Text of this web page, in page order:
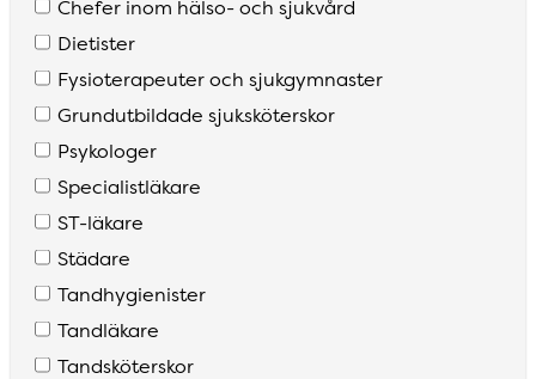
Chefer inom hälso­- och sjukvård
Dietister
Fysioterapeuter och sjukgymnaster
Grundutbildade sjuksköterskor
Psykologer
Specialistläkare
S­T­-läkare
Städare
Tandhygienister
Tandläkare
Tandsköterskor